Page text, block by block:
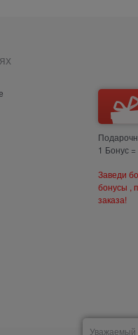
1 Бонус
Заведи
бонусы ,
заказа!
Уважаемый